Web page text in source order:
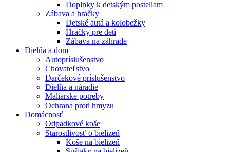
Doplnky k detským posteliam
Zábava a hračky
Detské autá a kolobežky
Hračky pre deti
Zábava na záhrade
Dielňa a dom
Autopríslušenstvo
Chovateľstvo
Darčekové príslušenstvo
Dielňa a náradie
Maliarske potreby
Ochrana proti hmyzu
Domácnosť
Odpadkové koše
Starostlivosť o bielizeň
Koše na bielizeň